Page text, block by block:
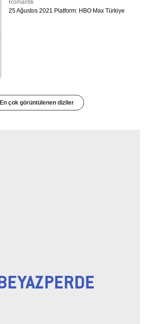
Romantik
25 Ağustos 2021 Platform: HBO Max Türkiye
En çok görüntülenen diziler